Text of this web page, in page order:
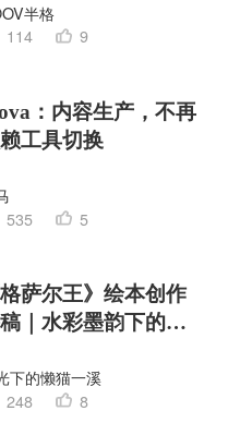
半格
114
9
：内容生产，不再
工具切换
535
5
格萨尔王》绘本创作
｜水彩墨韵下的史
下的懒猫一溪
248
8